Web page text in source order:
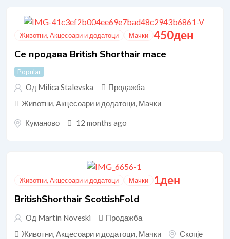
Животни, Акцесоари и додатоци Мачки 450ден
Се продава British Shorthair mace
Popular
Од Milica Stalevska
Продажба
Животни, Акцесоари и додатоци, Мачки
Куманово 12 months ago
Животни, Акцесоари и додатоци Мачки 1ден
BritishShorthair ScottishFold
Од Martin Noveski
Продажба
Животни, Акцесоари и додатоци, Мачки Скопје